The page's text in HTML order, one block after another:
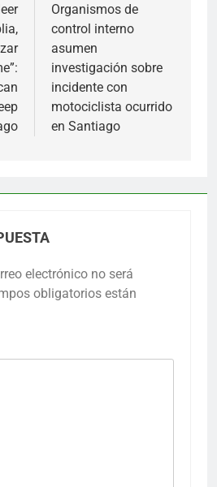
Organismos de
control interno
asumen
investigación sobre
incidente con
motociclista ocurrido
en Santiago
electrónico no será
obligatorios están